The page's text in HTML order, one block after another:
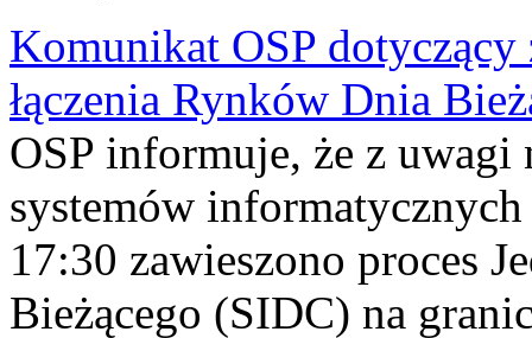
Komunikat OSP dotyczący
łączenia Rynków Dnia
OSP informuje, że z uwagi
systemów
17:30 zawieszono proces
Bieżącego (SIDC) na